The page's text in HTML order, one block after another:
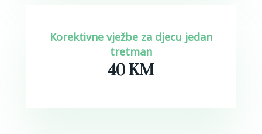
Korektivne vježbe za djecu jedan
tretman
40 KM